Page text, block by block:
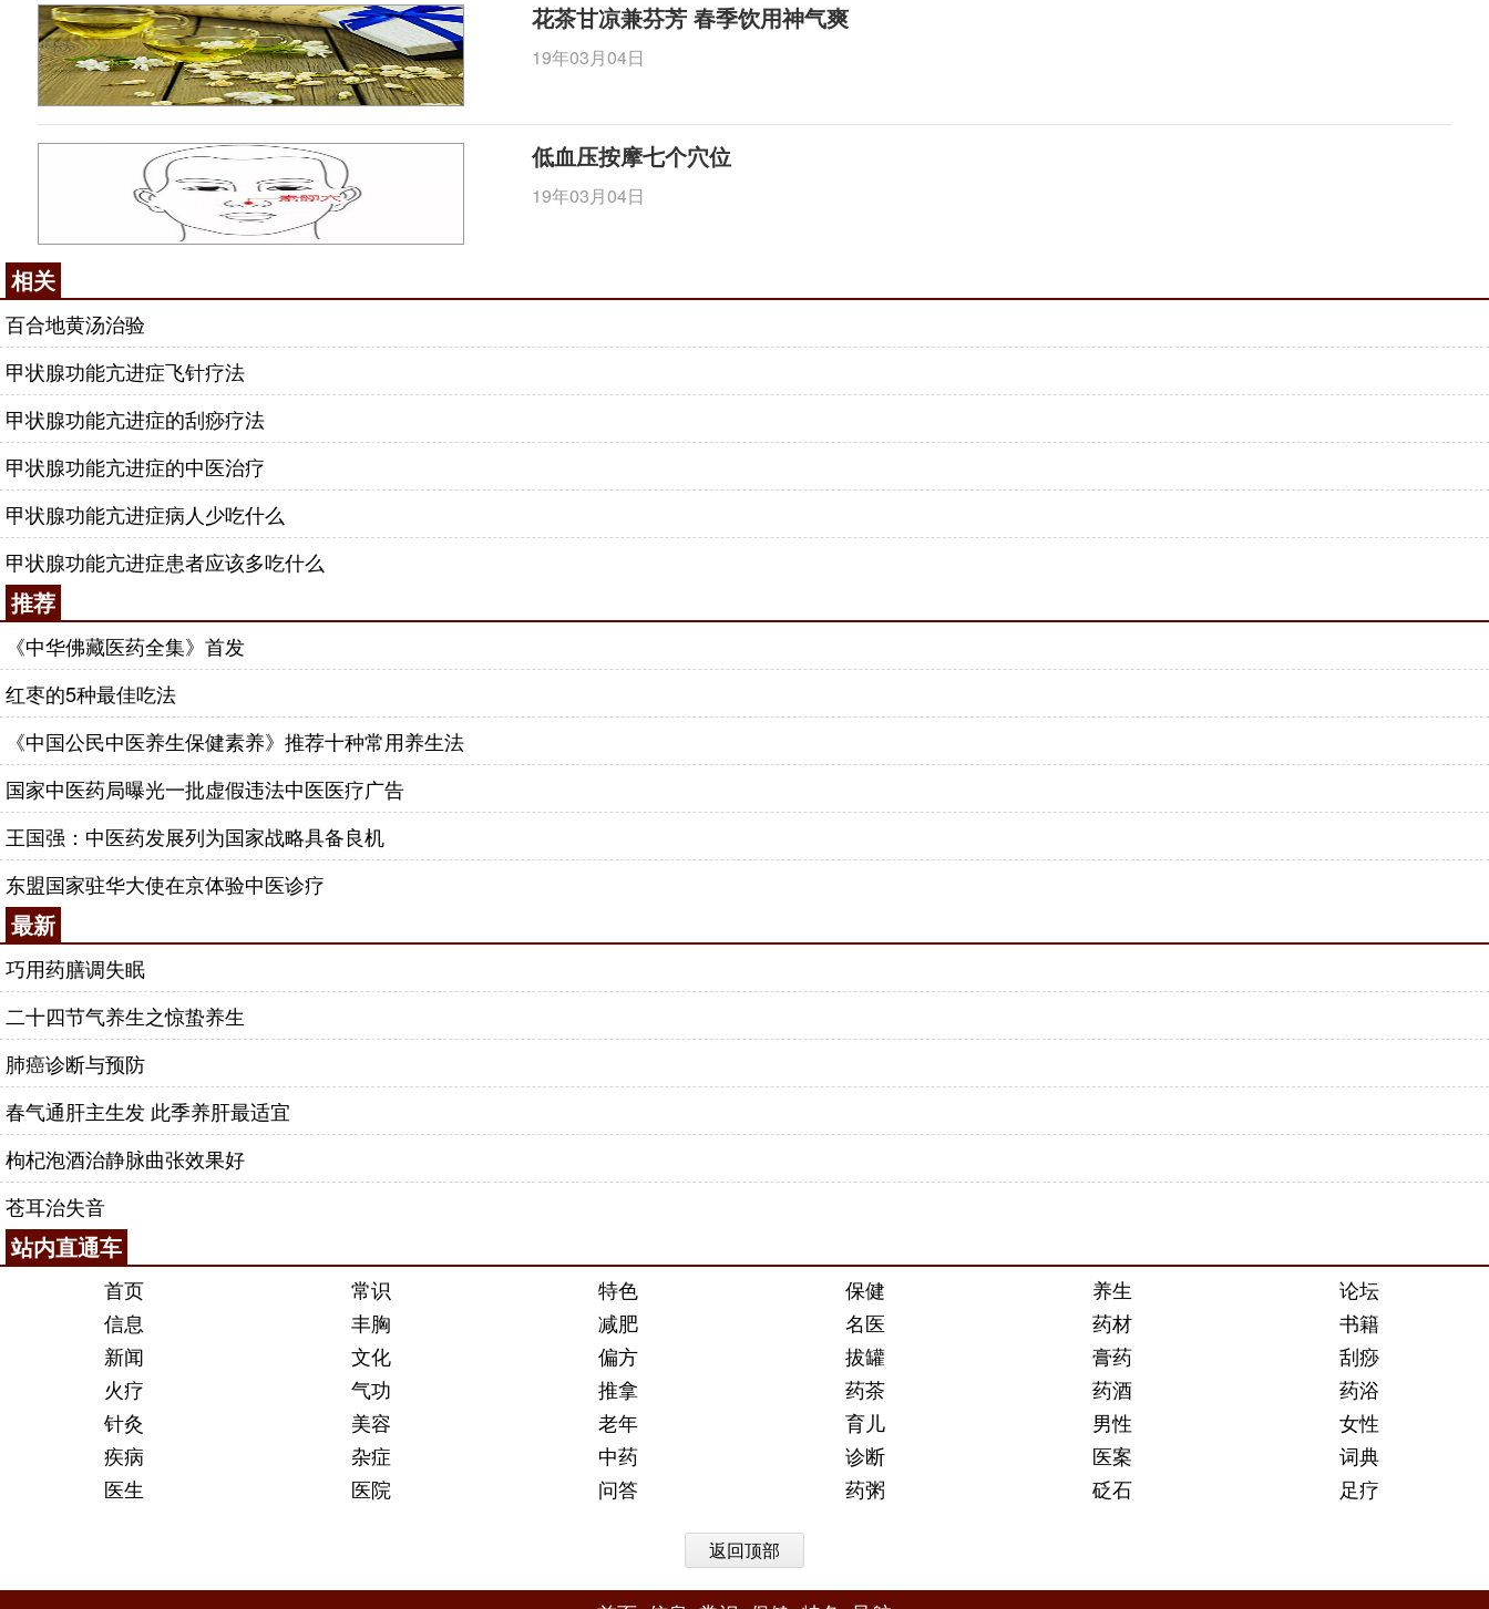
花茶甘凉兼芬芳 春季饮用神气爽
19年03月04日
低血压按摩七个穴位
19年03月04日
相关
百合地黄汤治验
甲状腺功能亢进症飞针疗法
甲状腺功能亢进症的刮痧疗法
甲状腺功能亢进症的中医治疗
甲状腺功能亢进症病人少吃什么
甲状腺功能亢进症患者应该多吃什么
推荐
《中华佛藏医药全集》首发
红枣的5种最佳吃法
《中国公民中医养生保健素养》推荐十种常用养生法
国家中医药局曝光一批虚假违法中医医疗广告
王国强：中医药发展列为国家战略具备良机
东盟国家驻华大使在京体验中医诊疗
最新
巧用药膳调失眠
二十四节气养生之惊蛰养生
肺癌诊断与预防
春气通肝主生发 此季养肝最适宜
枸杞泡酒治静脉曲张效果好
苍耳治失音
站内直通车
首页 常识 特色 保健 养生
论坛
信息
丰胸 减肥 名医 药材
书籍
新闻
文化 偏方 拔罐 膏药
刮痧
火疗
气功 推拿 药茶 药酒
药浴
针灸
美容 老年 育儿 男性
女性
疾病
杂症 中药 诊断 医案
词典
医生
医院 问答 药粥 砭石 足疗
返回顶部